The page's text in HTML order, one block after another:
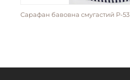
Сарафан бавовна смугастий P-53